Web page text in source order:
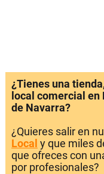
¿Tienes una
local comercial en
de Navarra?
¿Quieres salir en
Local y que miles
que ofreces con
por profesionales?